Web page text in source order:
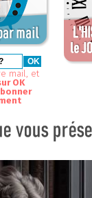
mail, et
OK